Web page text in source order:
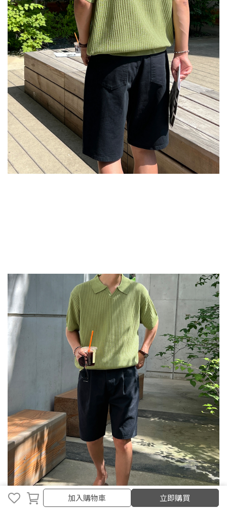
加入購物車 立即購買